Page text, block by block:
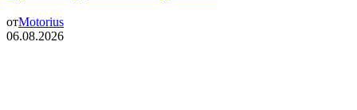
отMotorius
06.08.2026